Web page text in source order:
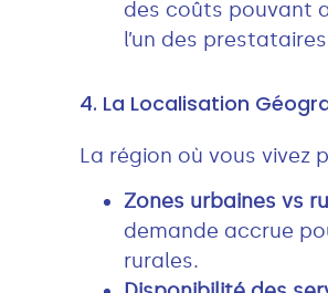
des coûts pouvant
l’un des
4. La Localisation
La région où vous vivez
Zones urbaines vs
demande accrue
rurales.